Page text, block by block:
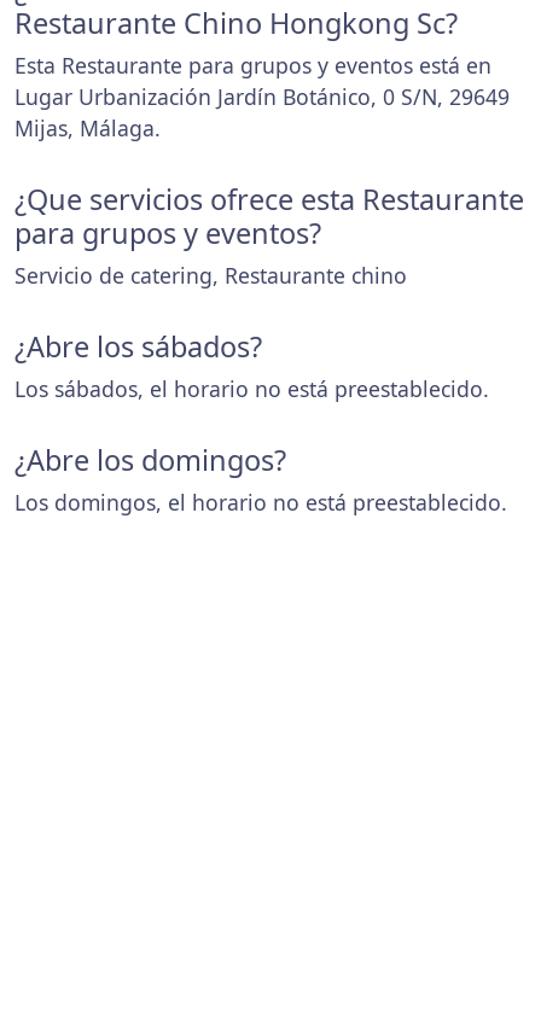
Restaurante Chino Hongkong Sc?
Esta Restaurante para grupos y eventos está en
Lugar Urbanización Jardín Botánico, 0 S/N, 29649
Mijas, Málaga.
¿Que servicios ofrece esta Restaurante
para grupos y eventos?
Servicio de catering, Restaurante chino
¿Abre los sábados?
Los sábados, el horario no está preestablecido.
¿Abre los domingos?
Los domingos, el horario no está preestablecido.